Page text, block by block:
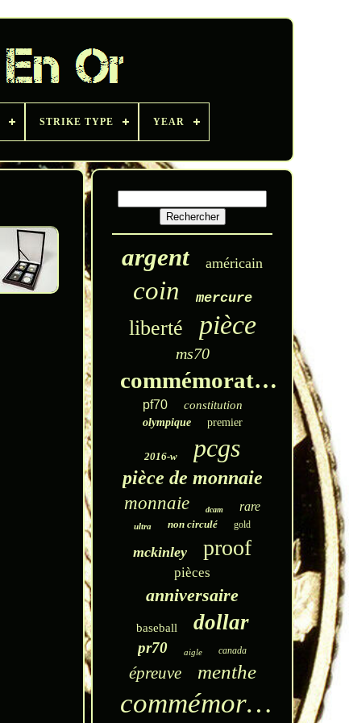
STRIKE TYPE YEAR
argent américain
coin mercure
liberté pièce
ms70
commémorative
pf70 constitution
olympique premier
2016-w pcgs
pièce de monnaie
monnaie dcam rare
ultra non circulé gold
mckinley proof
pièces
anniversaire
baseball dollar
pr70 aigle canada
épreuve menthe
commémoratif